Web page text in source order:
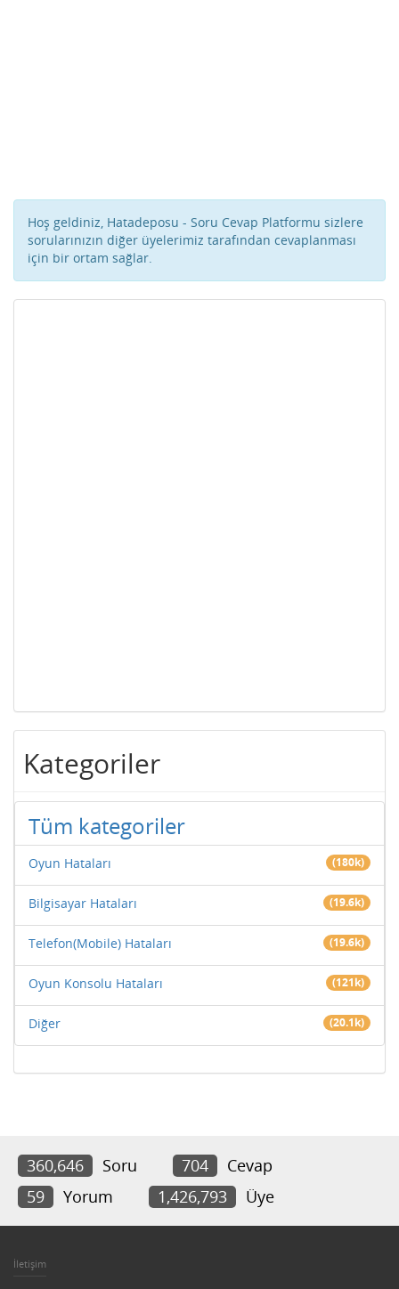
Hoş geldiniz, Hatadeposu - Soru Cevap Platformu sizlere
sorularınızın diğer üyelerimiz tarafından cevaplanması
için bir ortam sağlar.
Kategoriler
Tüm kategoriler
Oyun Hataları (180k)
Bilgisayar Hataları (19.6k)
Telefon(Mobile) Hataları (19.6k)
Oyun Konsolu Hataları (121k)
Diğer (20.1k)
360,646 Soru 704
Cevap
59
Yorum 1,426,793 Üye
İletişim